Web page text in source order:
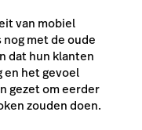
van mobiel
met de oude
dat hun klanten
en het gevoel
gezet om eerder
zouden doen.